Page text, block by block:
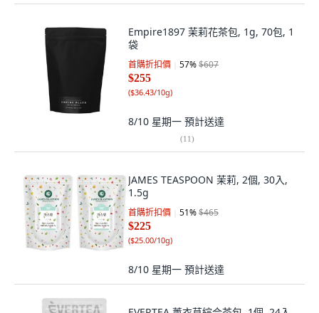
Empire1897 茉莉花茶包, 1g, 70包, 1
袋
首購折扣價 57%$607
$255
($36.43/10g)
8/10 星期一 預計送達
(11)
JAMES TEASPOON 茉莉, 2個, 30入,
1.5g
首購折扣價 51%$465
$225
($25.00/10g)
8/10 星期一 預計送達